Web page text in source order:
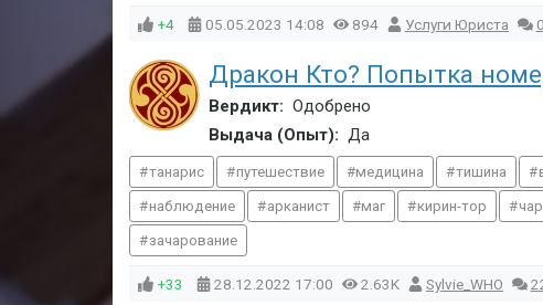
+4 05.05.2023 14:08 894 Услуги Юриста 0
Дракон Кто? Попытка
Вердикт: Одобрено
Выдача (Опыт): Да
танарис путешествие медицина тишина
наблюдение арканист маг кирин-тор
зачарование
+33 28.12.2022 17:00 2.63K Sylvie_WHO